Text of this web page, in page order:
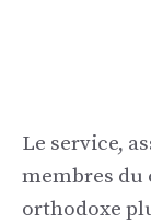
Le service,
membres du
orthodoxe